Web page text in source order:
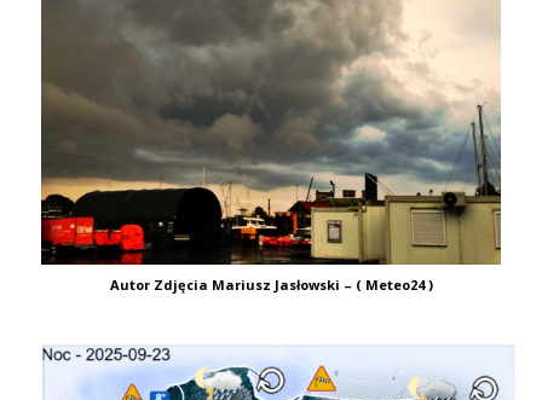
Autor Zdjęcia Mariusz Jasłowski – ( Meteo24 )